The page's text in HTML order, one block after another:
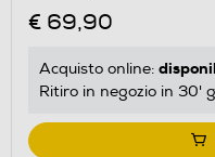
€ 69,90
Acquisto online:
Ritiro in negozio in 30'